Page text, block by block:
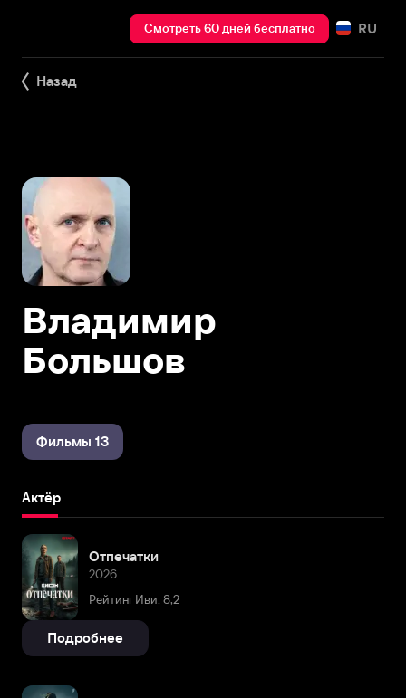
Смотреть 60 дней бесплатно RU
Назад
Владимир
Большов
Фильмы 13
Актёр
Отпечатки
2026
Рейтинг Иви: 8,2
Подробнее